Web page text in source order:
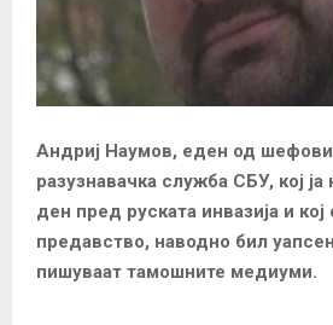
Андриј Наумов, еден од
разузнавачка служба СБУ, кој ја
ден пред руската инвазија и
предавство, наводно бил
пишуваат тамошните медиуми.